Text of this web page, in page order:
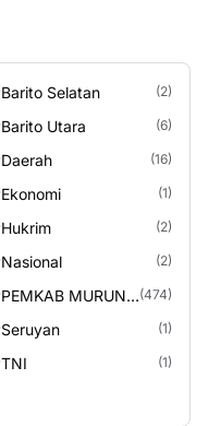
Barito Selatan (2)
Barito Utara (6)
Daerah (16)
Ekonomi (1)
Hukrim (2)
Nasional (2)
PEMKAB MURUNG (474)
Seruyan (1)
TNI (1)